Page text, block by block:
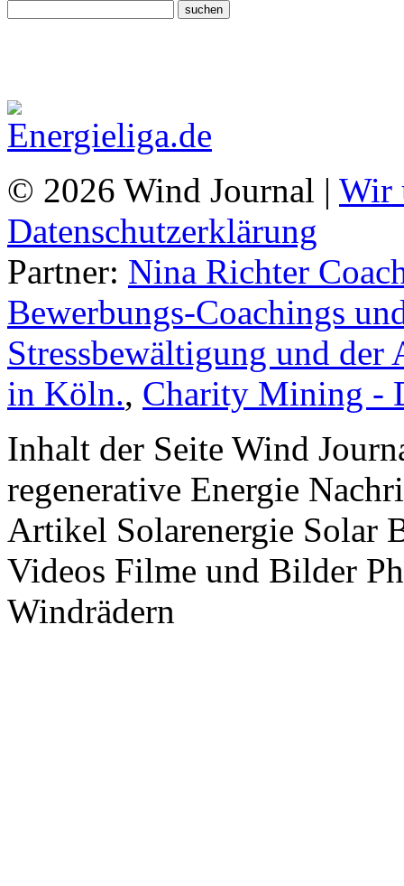
© 2026 Wind Journal | Wir
Datenschutzerklärung
Partner: Nina Richter
Bewerbungs-Coachings
Stressbewältigung und
in Köln., Charity Mining -
Inhalt der Seite Wind
regenerative Energie
Artikel Solarenergie Solar
Videos Filme und Bilder
Windrädern